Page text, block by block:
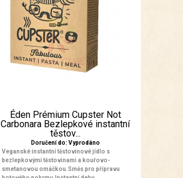
Éden Prémium Cupster Not
Carbonara Bezlepkové instantní
těstov...
Doručení do: Vyprodáno
Veganské instantní těstovinové jídlo s
bezlepkovými těstovinami a kouřovo-
smetanovou omáčkou.Směs pro přípravu